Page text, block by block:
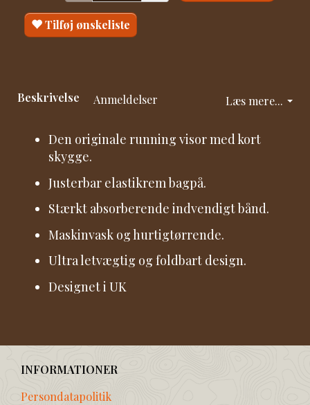
Tilføj ønskeliste
Læs mere...
Beskrivelse Anmeldelser
Den originale running visor med kort
skygge.
Justerbar elastikrem bagpå.
Stærkt absorberende indvendigt bånd.
Maskinvask og hurtigtørrende.
Ultra letvægtig og foldbart design.
Designet i UK
INFORMATIONER
Persondatapolitik